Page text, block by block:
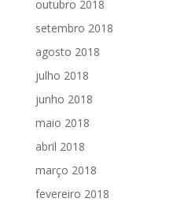
outubro 2018
setembro 2018
agosto 2018
julho 2018
junho 2018
maio 2018
abril 2018
março 2018
fevereiro 2018